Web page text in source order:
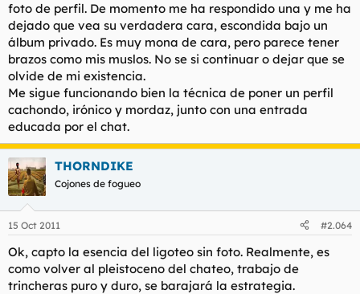
foto de perfil. De momento me ha respondido una y me ha
dejado que vea su verdadera cara, escondida bajo un
álbum privado. Es muy mona de cara, pero parece tener
brazos como mis muslos. No se si continuar o dejar que se
olvide de mi existencia.
Me sigue funcionando bien la técnica de poner un perfil
cachondo, irónico y mordaz, junto con una entrada
educada por el chat.
THORNDIKE
Cojones de fogueo
15 Oct 2011 #2.064
Ok, capto la esencia del ligoteo sin foto. Realmente, es
como volver al pleistoceno del chateo, trabajo de
trincheras puro y duro, se barajará la estrategia.